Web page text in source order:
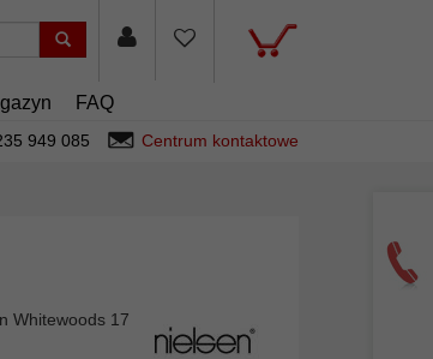
FAQ
949 085 Centrum kontaktowe
Whitewoods 17